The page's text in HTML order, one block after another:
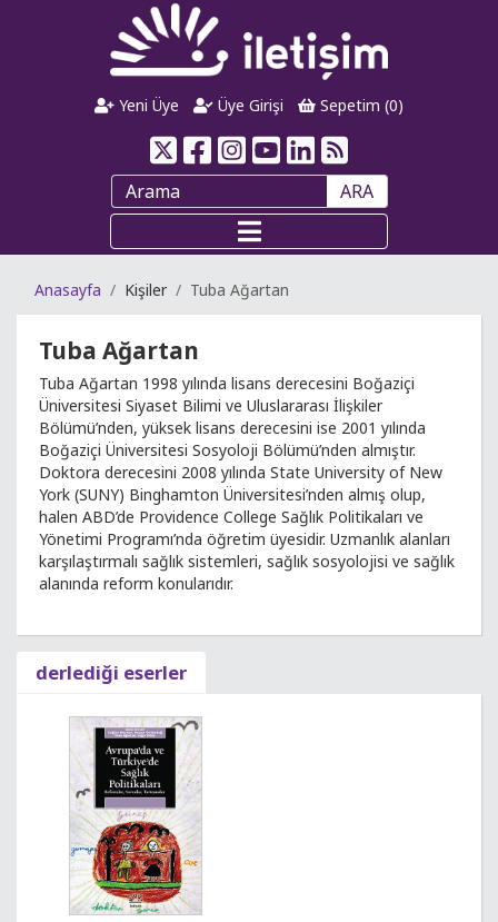
Yeni Üye Üye Girişi Sepetim (0)
ARA
Anasayfa Kişiler Tuba Ağartan
Tuba Ağartan
Tuba Ağartan 1998 yılında lisans derecesini Boğaziçi
Üniversitesi Siyaset Bilimi ve Uluslararası İlişkiler
Bölümü’nden, yüksek lisans derecesini ise 2001 yılında
Boğaziçi Üniversitesi Sosyoloji Bölümü’nden almıştır.
Doktora derecesini 2008 yılında State University of New
York (SUNY) Binghamton Üniversitesi’nden almış olup,
halen ABD’de Providence College Sağlık Politikaları ve
Yönetimi Programı’nda öğretim üyesidir. Uzmanlık alanları
karşılaştırmalı sağlık sistemleri, sağlık sosyolojisi ve sağlık
alanında reform konularıdır.
derlediği eserler